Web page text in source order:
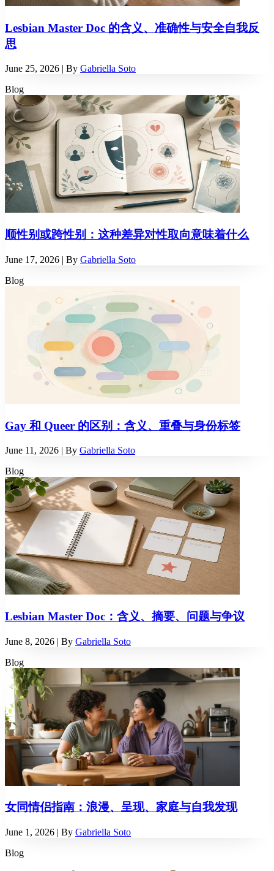
Lesbian Master Doc 的含义、准确性与安全自我反
思
June 25, 2026 | By Gabriella Soto
Blog
顺性别或跨性别：这种差异对性取向意味着什么
June 17, 2026 | By Gabriella Soto
Blog
Gay 和 Queer 的区别：含义、重叠与身份标签
June 11, 2026 | By Gabriella Soto
Blog
Lesbian Master Doc：含义、摘要、问题与争议
June 8, 2026 | By Gabriella Soto
Blog
女同情侣指南：浪漫、呈现、家庭与自我发现
June 1, 2026 | By Gabriella Soto
Blog